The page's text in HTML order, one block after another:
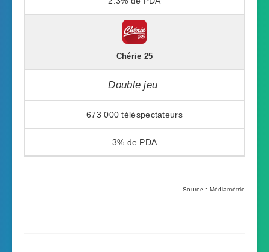
Chérie 25
Double jeu
673 000
3%
Source : Médiamétrie